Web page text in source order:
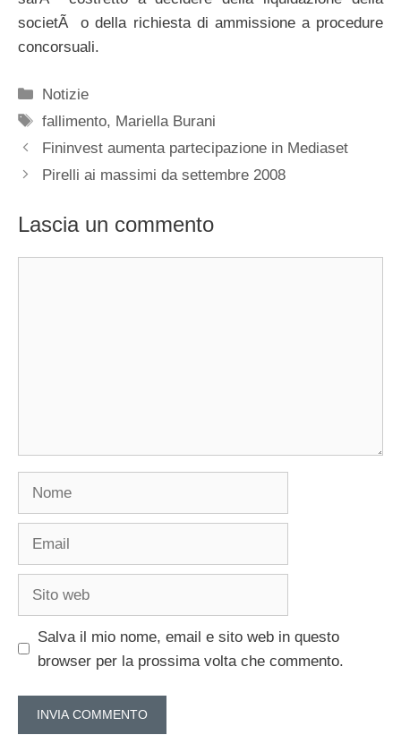
societÃ o della richiesta di ammissione a procedure
concorsuali.
Categorie
Notizie
Tag
fallimento, Mariella Burani
Fininvest aumenta partecipazione in Mediaset
Pirelli ai massimi da settembre 2008
Lascia un commento
Nome
Email
Sito
Salva il mio nome, email e sito web in questo
browser per la prossima volta che commento.